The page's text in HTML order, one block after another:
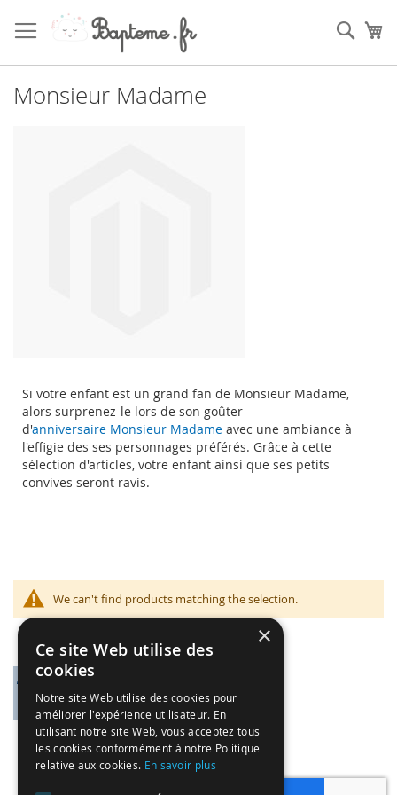
to
Content
Monsieur Madame
Si votre enfant est un grand fan de Monsieur Madame,
alors surprenez-le lors de son goûter
d'anniversaire Monsieur Madame avec une ambiance à
l'effigie des ses personnages préférés. Grâce à cette
sélection d'articles, votre enfant ainsi que ses petits
convives seront ravis.
We can't find products matching the selection.
×
Ce site Web utilise des
cookies
Notre site Web utilise des cookies pour
améliorer l'expérience utilisateur. En
utilisant notre site Web, vous acceptez tous
les cookies conformément à notre Politique
relative aux cookies. En savoir plus